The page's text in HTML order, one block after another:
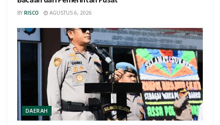
BY RISCO AGUSTUS 6, 2026
DAERAH